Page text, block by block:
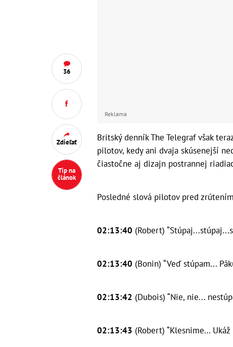
36
Zdieľať
Tip na
článok
Reklama
Britský denník The Telegraf však
pilotov, kedy ani dvaja skúsenejší
čiastočne aj dizajn postrannej
Posledné slová pilotov pred
02:13:40 (Robert)
02:13:40 (Bonin) “Veď stúpam...
02:13:42 (Dubois) “Nie, nie...
02:13:43 (Robert) “Klesnime…